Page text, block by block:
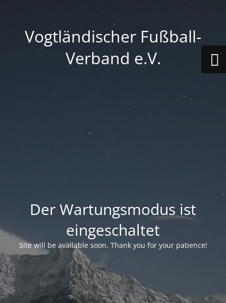
Vogtländischer Fußball-
Verband e.V.
Der Wartungsmodus ist
eingeschaltet
Site will be available soon. Thank you for your patience!